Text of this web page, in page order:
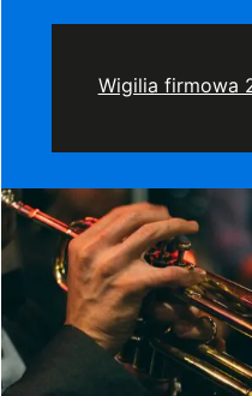
Wigilia firmowa